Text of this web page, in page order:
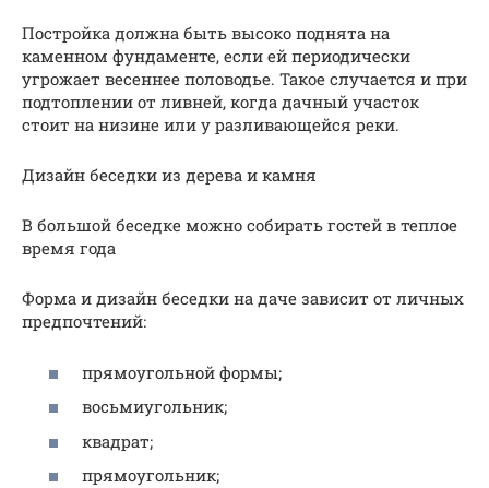
Постройка должна быть высоко поднята на
каменном фундаменте, если ей периодически
угрожает весеннее половодье. Такое случается и при
подтоплении от ливней, когда дачный участок
стоит на низине или у разливающейся реки.
Дизайн беседки из дерева и камня
В большой беседке можно собирать гостей в теплое
время года
Форма и дизайн беседки на даче зависит от личных
предпочтений:
прямоугольной формы;
восьмиугольник;
квадрат;
прямоугольник;